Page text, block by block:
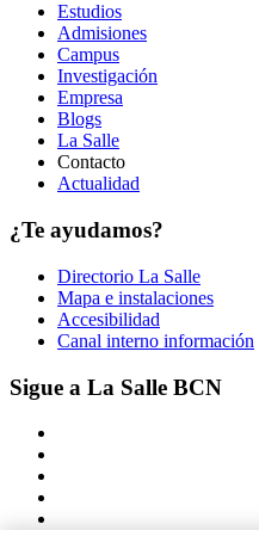
Estudios
Admisiones
Campus
Investigación
Empresa
Blogs
La Salle
Contacto
Actualidad
¿Te ayudamos?
Directorio La Salle
Mapa e instalaciones
Accesibilidad
Canal interno información
Sigue a La Salle BCN